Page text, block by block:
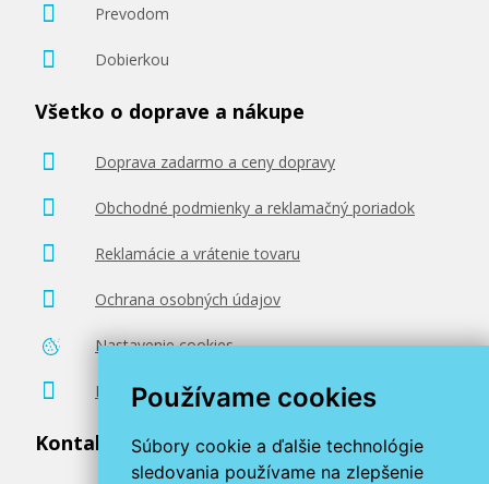
Používame cookies
Súbory cookie a ďalšie technológie
sledovania používame na zlepšenie
Prevodom
Dobierkou
Všetko o doprave a nákupe
Doprava zadarmo a ceny dopravy
Obchodné podmienky a reklamačný poriadok
Reklamácie a vrátenie tovaru
Ochrana osobných údajov
Nastavenie cookies
Poradenstvo zadarmo
Kontaktujte nás